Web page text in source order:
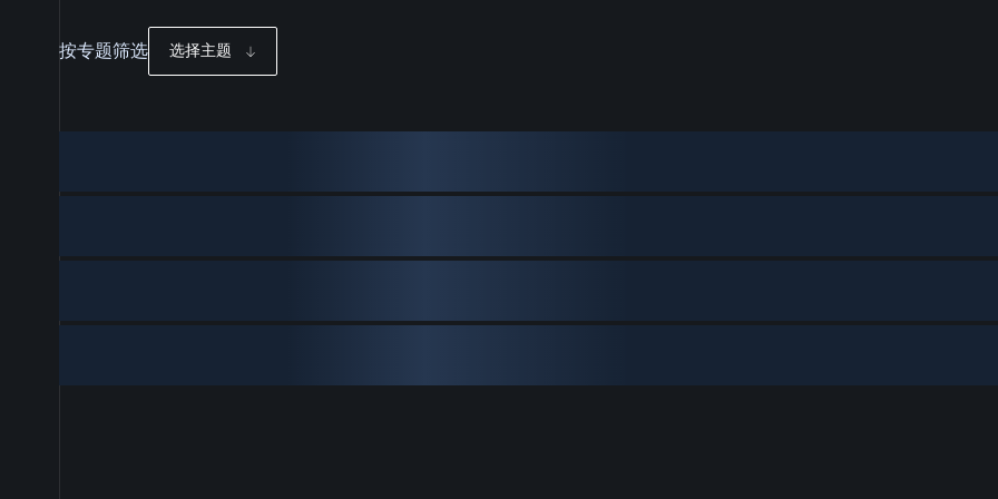
按专题筛选 选择主题